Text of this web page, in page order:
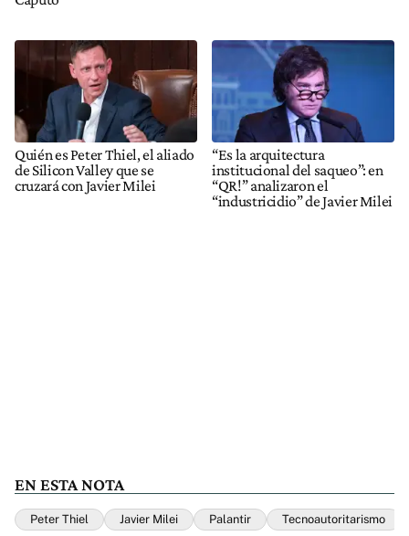
Quién es Peter Thiel, el aliado
de Silicon Valley que se
cruzará con Javier Milei
“Es la arquitectura
institucional del saqueo”: en
“QR!” analizaron el
“industricidio” de Javier Milei
EN ESTA NOTA
Peter Thiel Javier Milei Palantir Tecnoautoritarismo